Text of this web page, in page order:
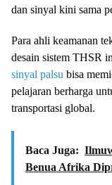
dan sinyal kini sama
Para ahli keamanan
desain sistem THSR
sinyal palsu bisa
pelajaran berharga
transportasi global.
Baca Juga:
Benua Afrika